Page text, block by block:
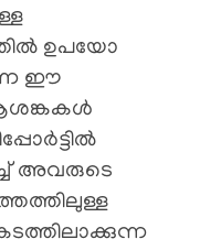
ഉപയോ​
ഈ
അവരുടെ